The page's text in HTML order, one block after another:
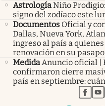
AstrologíaNiño
signo del zodíaco este
Documentos Oficial y
Dallas, Nueva York,
ingreso al país a
renovación en su
MedidaAnuncio oficial |
confirmaron cierre
país en septiembre: